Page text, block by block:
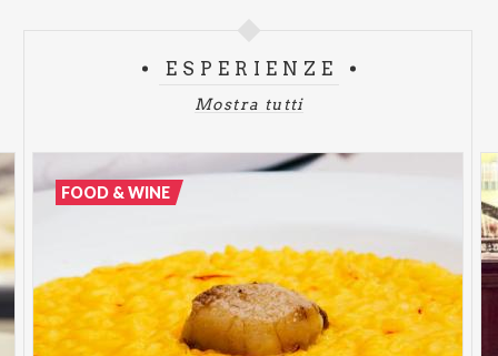
ESPERIENZE
Mostra tutti
FOOD & WINE